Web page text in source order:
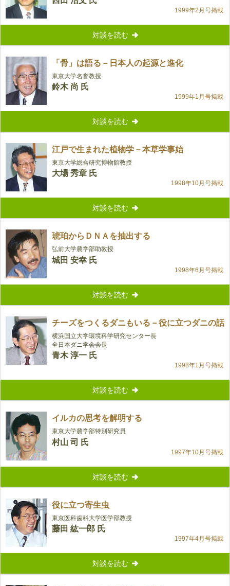
1999年2月号掲載
対談を読む
「骨」は語る－日本人の起源と進化
東京大学名誉教授
鈴木 尚 氏
1999年1月号掲載
対談を読む
江戸で生まれた植物学－本草学事始
東京大学総合研究博物館教授
大場 秀章 氏
1998年10月号掲載
対談を読む
琥珀からＤＮＡを抽出する
弘前大学農学部助教授
城田 安幸 氏
1998年6月号掲載
対談を読む
チーズをつくるダニもいる－役に立つダニの話
横浜国立大学環境科学研究センター長
全日本ダニ学会会長
青木 淳一 氏
1998年1月号掲載
対談を読む
イルカの思考を解明する
東京大学農学部特別研究員
村山 司 氏
1997年10月号掲載
対談を読む
役に立つ寄生虫
東京医科歯科大学医学部教授
藤田 紘一郎 氏
1997年4月号掲載
対談を読む